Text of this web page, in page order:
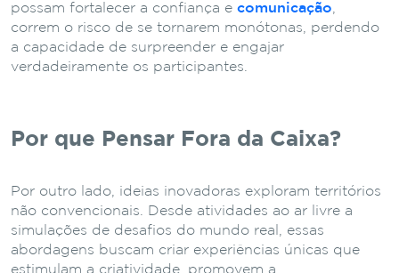
possam fortalecer a confiança e comunicação
correm o risco de se tornarem monótonas, perdendo
a capacidade de surpreender e engajar
verdadeiramente os participantes.
Por que Pensar Fora da Caixa?
Por outro lado, ideias inovadoras exploram territórios
não convencionais. Desde atividades ao ar livre a
simulações de desafios do mundo real, essas
abordagens buscam criar experiências únicas que
estimulam a criatividade, promovem a